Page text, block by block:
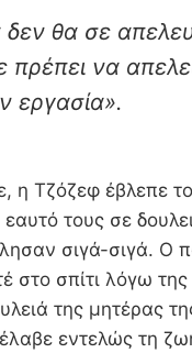
δεν θα σε
πρέπει να
εργασία».
η Τζόζεφ έβλεπε
τους σε
σιγά-σιγά. Ο
στο σπίτι λόγω
της μητέρας
εντελώς τη